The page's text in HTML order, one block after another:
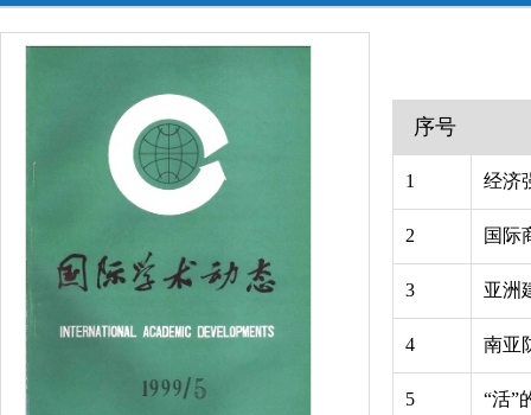
序号
1 经济
2 国际
3 亚洲
4 南亚
5 “活”